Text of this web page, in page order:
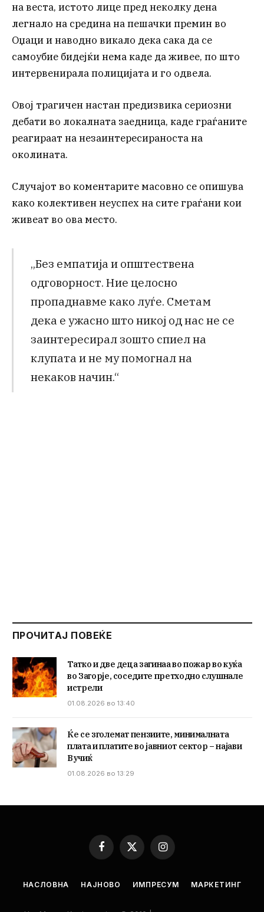
на веста, истото лице пред неколку дена
легнало на средина на пешачки премин во
Оџаци и наводно викало дека сака да се
самоубие бидејќи нема каде да живее, по што
интервенирала полицијата и го одвела.
Овој трагичен настан предизвика сериозни
дебати во локалната заедница, каде граѓаните
реагираат на незаинтересираноста на
околината.
Случајот во коментарите масовно се опишува
како колективен неуспех на сите граѓани кои
живеат во ова место.
„Без емпатија и општествена
одговорност. Ние целосно
пропаднавме како луѓе. Сметам
дека е ужасно што никој од нас не се
заинтересирал зошто спиел на
клупата и не му помогнал на
некаков начин.“
ПРОЧИТАЈ ПОВЕЌЕ
Татко и две деца загинаа во пожар во куќа
во Загорје, соседите претходно слушнале
истрели
01.08.2026 во 13:40
Ќе се зголемат пензиите, минималната
плата и платите во јавниот сектор – најави
Вучиќ
01.08.2026 во 13:29
Facebook
X
(Twitter)
Instagram
НАСЛОВНА НАЈНОВО ИМПРЕСУМ МАРКЕТИНГ